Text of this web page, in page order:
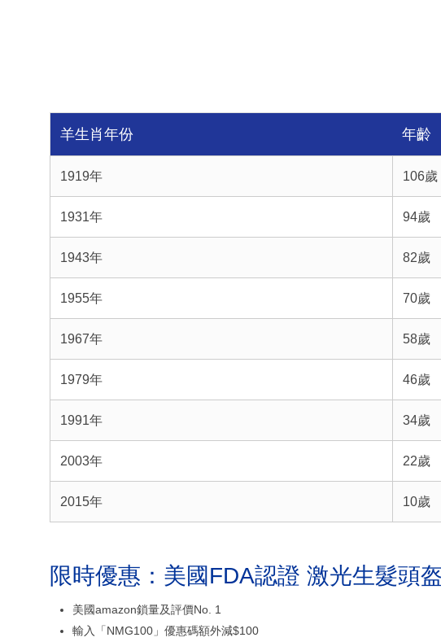
羊生肖年份 年齡
1919年 106歲
1931年 94歲
1943年 82歲
1955年 70歲
1967年 58歲
1979年 46歲
1991年 34歲
2003年 22歲
2015年 10歲
限時優惠：美國FDA認證 激光生髮頭盔
美國amazon鎖量及評價No. 1
輸入「NMG100」優惠碼額外減$100